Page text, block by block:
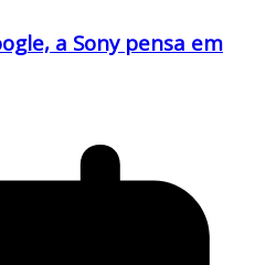
a Sony pensa em